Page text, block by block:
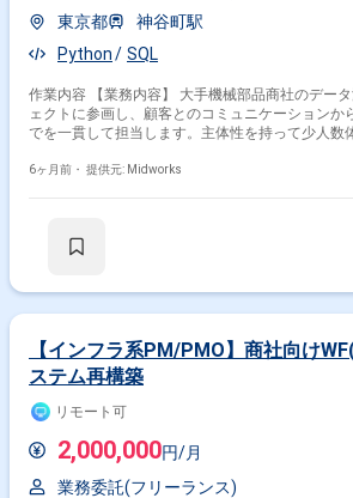
東京都
神谷町駅
Python
SQL
作業内容 【業務内容】 大手機械部品商社のデータ活用・分析基盤プロジ
ェクトに参画し、顧客とのコミュニケーションか
でを一貫して担当します。主体性を持って少人数
6ヶ月前・ 提供元: Midworks
【インフラ系PM/PMO】商社向け
ステム再構築
リモート可
2,000,000円/月
業務委託(フリーランス)